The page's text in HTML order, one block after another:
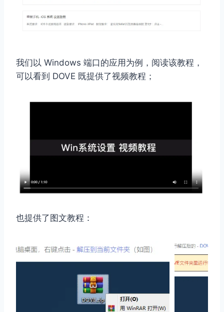
我们以 Windows 端口的应用为例，阅读该教程，
可以看到 DOVE 既提供了视频教程；
也提供了图文教程：